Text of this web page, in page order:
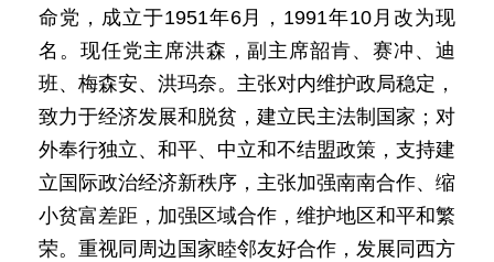
命党，成立于1951年6月，1991年10月改为现
名。现任党主席洪森，副主席韶肯、赛冲、迪
班、梅森安、洪玛奈。主张对内维护政局稳定，
致力于经济发展和脱贫，建立民主法制国家；对
外奉行独立、和平、中立和不结盟政策，支持建
立国际政治经济新秩序，主张加强南南合作、缩
小贫富差距，加强区域合作，维护地区和平和繁
荣。重视同周边国家睦邻友好合作，发展同西方